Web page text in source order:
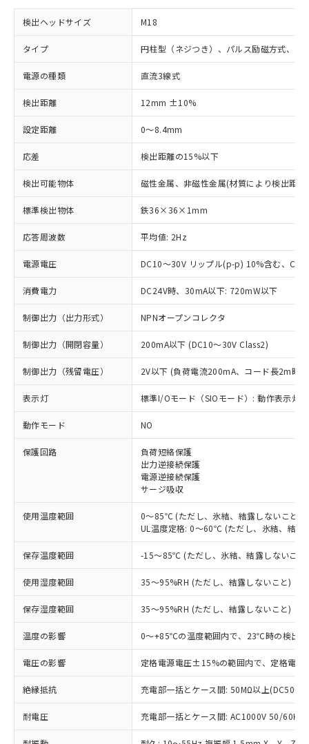
検出ヘッドサイズ M18
タイプ 円柱型（ネジつき）、パルス励磁方式、シ
電源の種類 直流3線式
検出距離 12mm ±10%
設定距離 0～8.4mm
応差 検出距離の15%以下
検出可能物体 磁性金属、非磁性金属(材質により検出距
標準検出物体 鉄36×36×1mm
応答周波数 平均値: 2Hz
電源電圧 DC10～30V リップル(p-p) 10%含む、
消費電力 DC24V時、30mA以下: 720mW以下
制御出力（出力形式） NPNオープンコレクタ
制御出力（開閉容量） 200mA以下 (DC10～30V Class2)
制御出力（残留電圧） 2V以下 (負荷電流200mA、コード長2m時)
表示灯 標準I/Oモード（SIOモード）: 動作表示灯(
動作モード NO
保護回路
負荷短絡保護
出力逆接続保護
電源逆接続保護
サージ吸収
使用温度範囲
0～85℃ (ただし、氷結、結露しないこと)
UL温度定格: 0～60℃ (ただし、氷結、結露
保存温度範囲 -15～85℃ (ただし、氷結、結露しないこと)
使用湿度範囲 35～95%RH (ただし、結露しないこと)
保存湿度範囲 35～95%RH (ただし、結露しないこと)
温度の影響 0～+85℃の温度範囲内で、23℃時の検出
電圧の影響 定格電源電圧±15%の範囲内で、定格電
絶縁抵抗 充電部一括とケース間: 50MΩ以上(DC500V
耐電圧 充電部一括とケース間: AC1000V 50/60Hz
ご利用条件
以下の条件をお読みいただき、同意のうえ
ご利用ください。
本サービスは、当社制御機器事業取扱
商品の当社在庫状況および標準価格
(税抜)を提供させていただくもので
当社制御機器事業取扱商品の中には、
本サービスの対象外となる商品もある
ことをご了承ください。
在庫状況および標準価格照会結果は、
タに基づき作成されるものであり、閲
対応済み：EU RoHS指令（10物質）の
非含有に対応した製品が提供可能な商品で
対応予定：EU RoHS指令（10物質）の非含
有に対応した製品に切り替える予定のある
対応予定なし：EU RoHS指令（10物質）の
定はありません。
調査・確認中：EU RoHS指令（10物質）の
非含有の対応状況を調査中または確認中の
商品です。
非該当品：ライセンス料など無形物で、有
害物質有無と関係のない商品です。
仕入先様の事情により、非含有部品として
いたものが、含有品と判明した場合などや
むを得ず変更することがあります。
*EU RoHS指令（10物質）：
※1 中国RoHS○×表
「○」：最大均質材料含有率が中国RoHSの
基準値以下であることを示します。
「×」：最大均質材料含有率が中国RoHSの
基準値を超えていることを示します。
「－」：未確認です。当社販売部門へお問
い合わせください。
当社は、これら貴社製品のうち、外国
為替および外国貿易法に定める商品
（以下｢規制貨物等」という）を輸出